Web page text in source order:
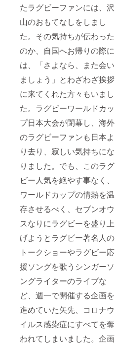
たラグビーファンには、沢
山のおもてなしをしまし
た。その気持ちが伝わった
のか、自国へお帰りの際に
は、「さよなら、また会い
ましょう」とわざわざ挨拶
に来てくれた方々もいまし
た。ラグビーワールドカッ
プ日本大会が閉幕し、海外
のラグビーファンも日本よ
り去り、寂しい気持ちにな
りました。でも、このラグ
ビー人気を絶やす事なく、
ワールドカップの情熱を温
存させるべく、セブンオウ
スなりにラグビーを盛り上
げようとラグビー著名人の
トークショーやラグビー応
援ソングを歌うシンガーソ
ングライターのライブな
ど、週一で開催する企画を
進めていた矢先、コロナウ
イルス感染症にすべてを奪
われてしまいました。企画